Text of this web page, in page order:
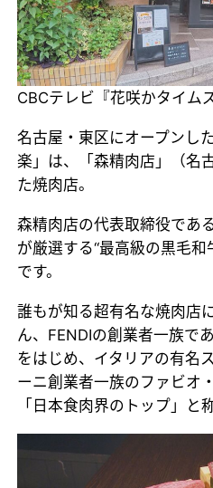
CBCテレビ『花咲かタイムズ
名古屋・東区にオープンし
楽」は、「森精肉店」（名
た焼肉店。
森精肉店の代表取締役であ
が厳選する“最高級の黒毛
です。
誰もが知る超有名な焼肉店
ん、FENDIの創業者一族で
をはじめ、イタリアの有名
ーニ創業者一族のファビオ
「日本食肉界のトップ」と